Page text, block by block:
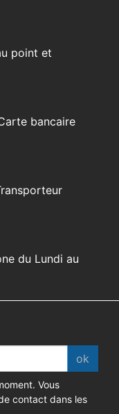
point et
bancaire
du Lundi au
ok
Vous
contact dans les